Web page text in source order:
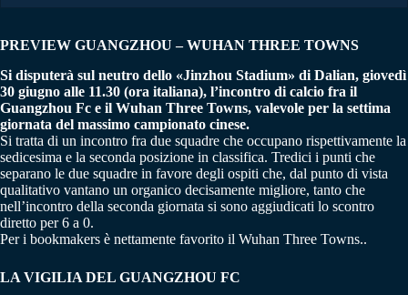
PREVIEW GUANGZHOU – WUHAN THREE TOWNS
Si disputerà sul neutro dello «Jinzhou Stadium» di Dalian, giovedì
30 giugno alle 11.30 (ora italiana), l’incontro di calcio fra il
Guangzhou Fc e il Wuhan Three Towns, valevole per la settima
giornata del massimo campionato cinese.
Si tratta di un incontro fra due squadre che occupano rispettivamente la
sedicesima e la seconda posizione in classifica. Tredici i punti che
separano le due squadre in favore degli ospiti che, dal punto di vista
qualitativo vantano un organico decisamente migliore, tanto che
nell’incontro della seconda giornata si sono aggiudicati lo scontro
diretto per 6 a 0.
Per i bookmakers è nettamente favorito il Wuhan Three Towns..
LA VIGILIA DEL GUANGZHOU FC